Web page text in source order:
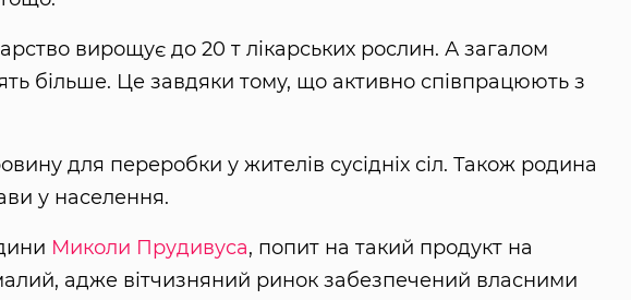
вирощує до 20 т лікарських рослин. А загалом
більше. Це завдяки тому, що активно співпрацюють з
для переробки у жителів сусідніх сіл. Також родина
у населення.
Миколи Прудивуса, попит на такий продукт на
адже вітчизняний ринок забезпечений власними